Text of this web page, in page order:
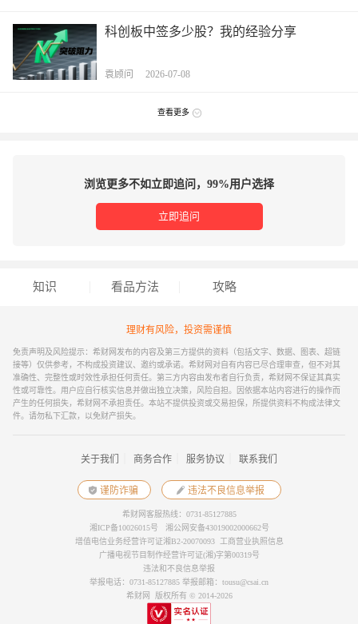
科创板中签多少股？我的经验分享
袁顾问 2026-07-08
查看更多
浏览更多不如立即追问，99%用户选择
立即追问
知识 看品方法 攻略
理财有风险，投资需谨慎
免责声明及风险提示：希财网发布的内容及第三方提供的资料（包括文字、数据、图表、超链
接等）仅供参考，不构成投资建议、邀约或承诺。希财网对自有内容已尽合理审查，但不对其
准确性、完整性或时效性承担任何责任。第三方内容由发布者自行负责，希财网不保证其真实
性或可靠性。用户应自行核实信息并做出独立决策，风险自担。因依据本站内容进行的操作而
产生的任何损失，希财网不承担责任。本站不提供投资或交易担保，所提供资料不构成法律文
件。请勿私下汇款，以免财产损失。
关于我们 商务合作 服务协议 联系我们
谨防诈骗 违法不良信息举报
希财网客服热线：0731-85127885
湘ICP备10026015号
湘公网安备43019002000662号
增值电信业务经营许可证湘B2-20070093
工商营业执照信息
广播电视节目制作经营许可证(湘)字第00319号
违法和不良信息举报
举报电话：0731-85127885 举报邮箱：tousu@csai.cn
希财网 版权所有 © 2014-2026